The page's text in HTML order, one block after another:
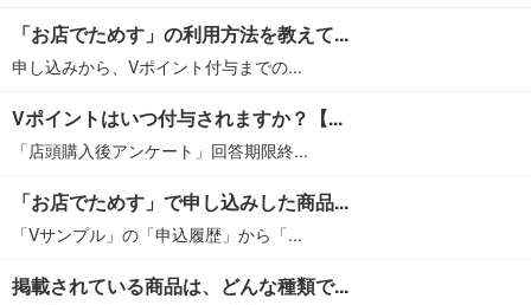
「お店でためす」の利用方法を教えて...
申し込みから、Vポイント付与までの...
Vポイントはいつ付与されますか？【...
「店頭購入後アンケート」回答期限終...
「お店でためす」で申し込みした商品...
「Vサンプル」の「申込履歴」から「...
掲載されている商品は、どんな種類で...